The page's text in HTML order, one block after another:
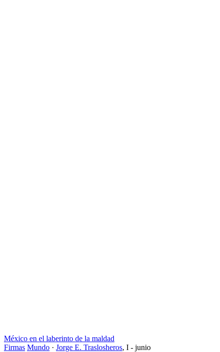
México en el laberinto de la maldad
Firmas Mundo · Jorge E. Traslosheros, I - junio